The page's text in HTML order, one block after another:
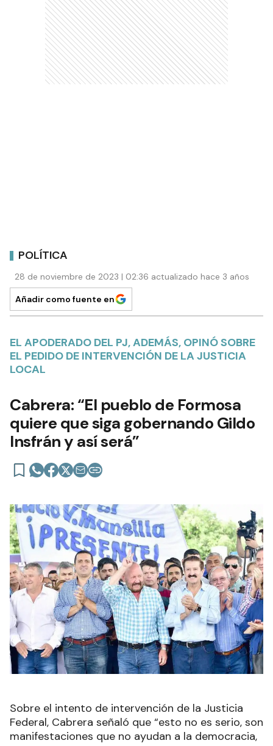
POLÍTICA
28 de noviembre de 2023 | 02:36 actualizado hace 3 años
Añadir como fuente en
EL APODERADO DEL PJ, ADEMÁS, OPINÓ SOBRE
EL PEDIDO DE INTERVENCIÓN DE LA JUSTICIA
LOCAL
Cabrera: “El pueblo de Formosa
quiere que siga gobernando Gildo
Insfrán y así será”
Sobre el intento de intervención de la Justicia
Federal, Cabrera señaló que “esto no es serio, son
manifestaciones que no ayudan a la democracia,